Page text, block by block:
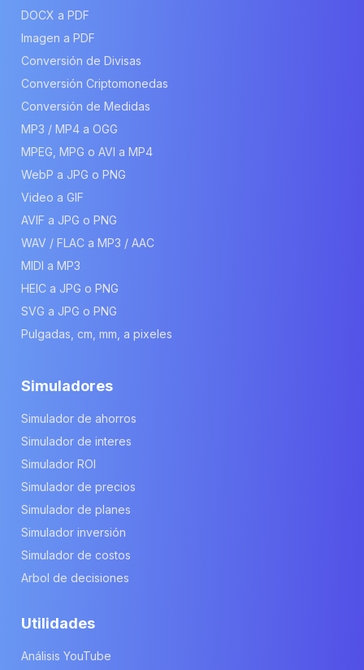
DOCX a PDF
Imagen a PDF
Conversión de Divisas
Conversión Criptomonedas
Conversión de Medidas
MP3 / MP4 a OGG
MPEG, MPG o AVI a MP4
WebP a JPG o PNG
Video a GIF
AVIF a JPG o PNG
WAV / FLAC a MP3 / AAC
MIDI a MP3
HEIC a JPG o PNG
SVG a JPG o PNG
Pulgadas, cm, mm, a pixeles
Simuladores
Simulador de ahorros
Simulador de interes
Simulador ROI
Simulador de precios
Simulador de planes
Simulador inversión
Simulador de costos
Arbol de decisiones
Utilidades
Análisis YouTube